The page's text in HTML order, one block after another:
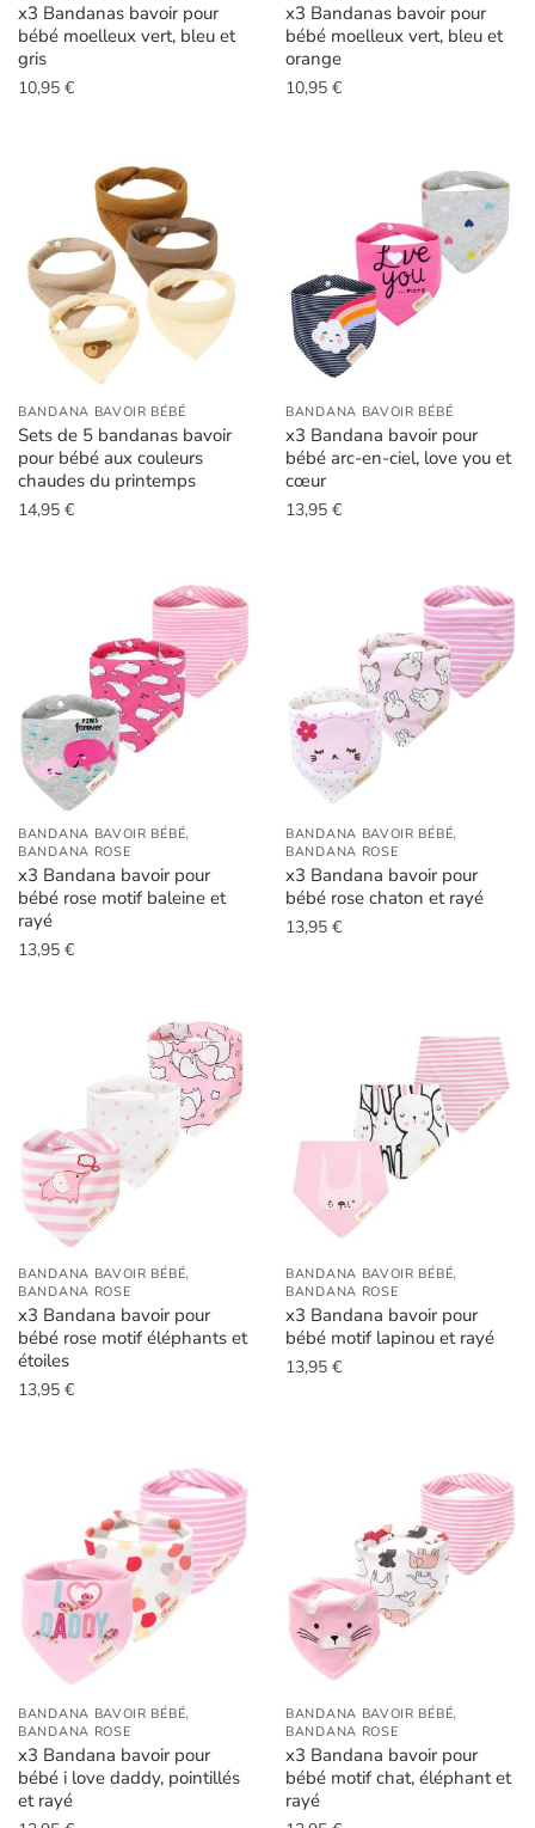
x3 Bandanas bavoir pour
bébé moelleux vert, bleu et
gris
10,95 €
x3 Bandanas bavoir pour
bébé moelleux vert, bleu et
orange
10,95 €
BANDANA BAVOIR BÉBÉ
Sets de 5 bandanas bavoir
pour bébé aux couleurs
chaudes du printemps
14,95 €
BANDANA BAVOIR BÉBÉ
x3 Bandana bavoir pour
bébé arc-en-ciel, love you et
cœur
13,95 €
BANDANA BAVOIR BÉBÉ,
BANDANA ROSE
x3 Bandana bavoir pour
bébé rose motif baleine et
rayé
13,95 €
BANDANA BAVOIR BÉBÉ,
BANDANA ROSE
x3 Bandana bavoir pour
bébé rose chaton et rayé
13,95 €
BANDANA BAVOIR BÉBÉ,
BANDANA ROSE
x3 Bandana bavoir pour
bébé rose motif éléphants et
étoiles
13,95 €
BANDANA BAVOIR BÉBÉ,
BANDANA ROSE
x3 Bandana bavoir pour
bébé motif lapinou et rayé
13,95 €
BANDANA BAVOIR BÉBÉ,
BANDANA ROSE
x3 Bandana bavoir pour
bébé i love daddy, pointillés
et rayé
BANDANA BAVOIR BÉBÉ,
BANDANA ROSE
x3 Bandana bavoir pour
bébé motif chat, éléphant et
rayé